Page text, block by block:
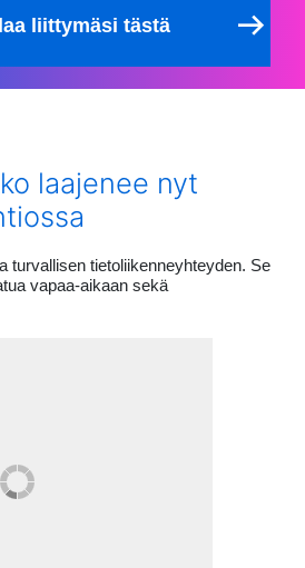
liittymäsi tästä
laajenee nyt
turvallisen tietoliikenneyhteyden. Se
vapaa-aikaan sekä